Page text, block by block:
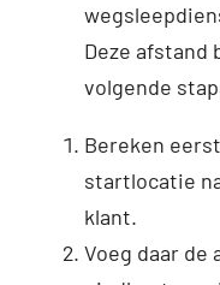
Deze afstand
volgende
Bereken
startlocatie
klant.
Voeg daar de